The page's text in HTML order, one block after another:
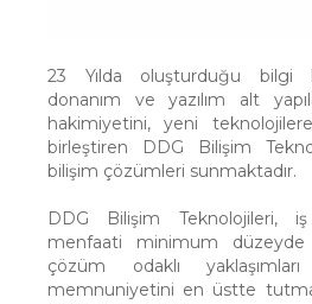
23 Yılda oluşturduğu bilgi
donanım ve yazılım alt
hakimiyetini, yeni teknolojilere
birleştiren DDG Bilişim
bilişim çözümleri sunmaktadır.
DDG Bilişim Teknolojileri,
menfaati minimum
çözüm odaklı
memnuniyetini en üstte